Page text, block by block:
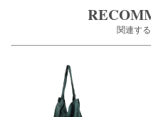
関連す